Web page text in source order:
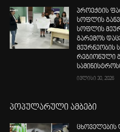
პროექტის
სოფლის
სოფლის
გარემოს
მეურნეობის
რეგიონული
ივლისი 30, 2026
პოპულარული ამბები
ცხოველების